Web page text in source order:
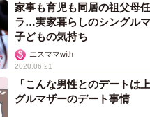
家事も育児も同居の祖父母
ラ…実家暮らしのシングル
子どもの気持ち
エスママwith
2020.06.21
「こんな男性とのデートは
グルマザーのデート事情